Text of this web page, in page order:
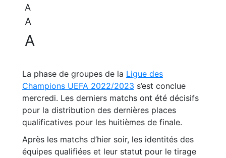
A
A
A
La phase de groupes de la Ligue des
Champions UEFA 2022/2023 s’est conclue
mercredi. Les derniers matchs ont été décisifs
pour la distribution des dernières places
qualificatives pour les huitièmes de finale.
Après les matchs d’hier soir, les identités des
équipes qualifiées et leur statut pour le tirage